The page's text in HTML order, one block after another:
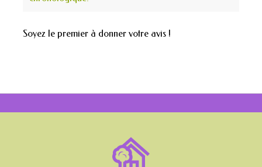
Soyez le premier à donner votre avis !